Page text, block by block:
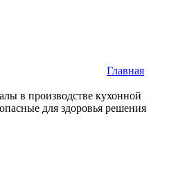
Главная
в производстве кухонной
для здоровья решения